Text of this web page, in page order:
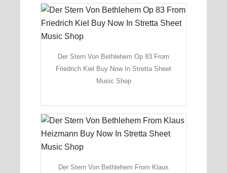
Der Stern Von Bethlehem Op 83 From
Friedrich Kiel Buy Now In Stretta Sheet
Music Shop
Der Stern Von Bethlehem From Klaus